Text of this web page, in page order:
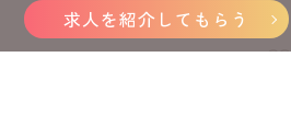
求人を紹介してもらう